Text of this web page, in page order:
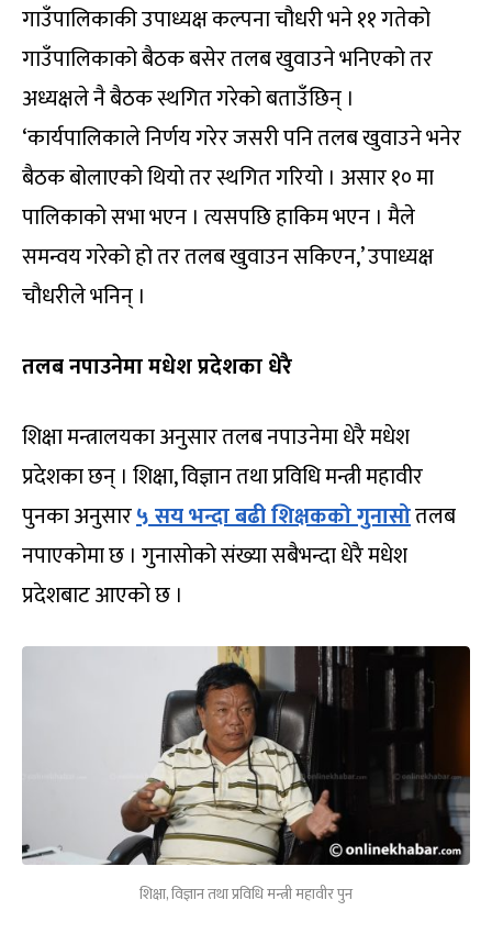
गाउँपालिकाकी उपाध्यक्ष कल्पना चौधरी भने ११ गतेको
गाउँपालिकाको बैठक बसेर तलब खुवाउने भनिएको तर
अध्यक्षले नै बैठक स्थगित गरेको बताउँछिन् ।
‘कार्यपालिकाले निर्णय गरेर जसरी पनि तलब खुवाउने भनेर
बैठक बोलाएको थियो तर स्थगित गरियो । असार १० मा
पालिकाको सभा भएन । त्यसपछि हाकिम भएन । मैले
समन्वय गरेको हो तर तलब खुवाउन सकिएन,’ उपाध्यक्ष
चौधरीले भनिन् ।
तलब नपाउनेमा मधेश प्रदेशका धेरै
शिक्षा मन्त्रालयका अनुसार तलब नपाउनेमा धेरै मधेश
प्रदेशका छन् । शिक्षा, विज्ञान तथा प्रविधि मन्त्री महावीर
पुनका अनुसार५ सय भन्दा बढी शिक्षकको गुनासोतलब
नपाएकोमा छ । गुनासोको संख्या सबैभन्दा धेरै मधेश
प्रदेशबाट आएको छ ।
शिक्षा, विज्ञान तथा प्रविधि मन्त्री महावीर पुन